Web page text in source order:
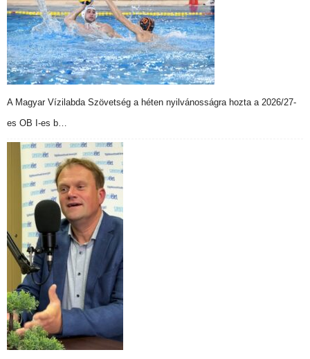
A Magyar Vízilabda Szövetség a héten nyilvánosságra hozta a 2026/27-
es OB I-es b…